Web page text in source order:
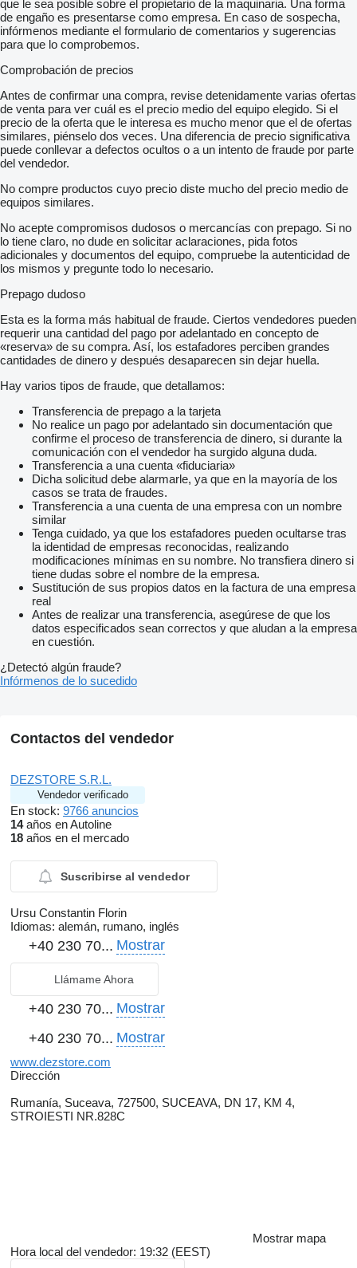
que le sea posible sobre el propietario de la maquinaria. Una forma
de engaño es presentarse como empresa. En caso de sospecha,
infórmenos mediante el formulario de comentarios y sugerencias
para que lo comprobemos.
Comprobación de precios
Antes de confirmar una compra, revise detenidamente varias ofertas
de venta para ver cuál es el precio medio del equipo elegido. Si el
precio de la oferta que le interesa es mucho menor que el de ofertas
similares, piénselo dos veces. Una diferencia de precio significativa
puede conllevar a defectos ocultos o a un intento de fraude por parte
del vendedor.
No compre productos cuyo precio diste mucho del precio medio de
equipos similares.
No acepte compromisos dudosos o mercancías con prepago. Si no
lo tiene claro, no dude en solicitar aclaraciones, pida fotos
adicionales y documentos del equipo, compruebe la autenticidad de
los mismos y pregunte todo lo necesario.
Prepago dudoso
Esta es la forma más habitual de fraude. Ciertos vendedores pueden
requerir una cantidad del pago por adelantado en concepto de
«reserva» de su compra. Así, los estafadores perciben grandes
cantidades de dinero y después desaparecen sin dejar huella.
Hay varios tipos de fraude, que detallamos:
Transferencia de prepago a la tarjeta
No realice un pago por adelantado sin documentación que
confirme el proceso de transferencia de dinero, si durante la
comunicación con el vendedor ha surgido alguna duda.
Transferencia a una cuenta «fiduciaria»
Dicha solicitud debe alarmarle, ya que en la mayoría de los
casos se trata de fraudes.
Transferencia a una cuenta de una empresa con un nombre
similar
Tenga cuidado, ya que los estafadores pueden ocultarse tras
la identidad de empresas reconocidas, realizando
modificaciones mínimas en su nombre. No transfiera dinero si
tiene dudas sobre el nombre de la empresa.
Sustitución de sus propios datos en la factura de una empresa
real
Antes de realizar una transferencia, asegúrese de que los
datos especificados sean correctos y que aludan a la empresa
en cuestión.
¿Detectó algún fraude?
Infórmenos de lo sucedido
Contactos del vendedor
DEZSTORE S.R.L.
Vendedor verificado
En stock: 9766 anuncios
14años en Autoline
18 años en el mercado
Suscribirse al vendedor
Ursu Constantin Florin
Idiomas: alemán, rumano, inglés
+40 230 70... Mostrar
Llámame Ahora
+40 230 70... Mostrar
+40 230 70... Mostrar
www.dezstore.com
Dirección
Rumanía, Suceava, 727500, SUCEAVA, DN 17, KM 4,
STROIESTI NR.828C
Mostrar mapa
Hora local del vendedor: 19:32 (EEST)